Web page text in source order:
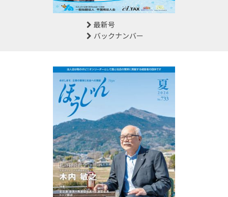
最新号
バックナンバー